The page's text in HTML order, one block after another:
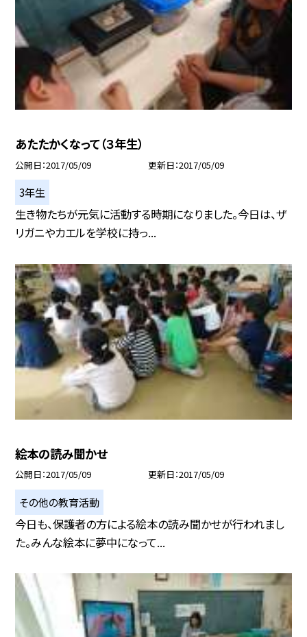
あたたかくなって（３年生）
公開日 2017/05/09 更新日 2017/05/09
3年生
生き物たちが元気に活動する時期になりました。今日は、ザ
リガニやカエルを学校に持っ...
絵本の読み聞かせ
公開日 2017/05/09 更新日 2017/05/09
その他の教育活動
今日も、保護者の方による絵本の読み聞かせが行われまし
た。みんな絵本に夢中になって...